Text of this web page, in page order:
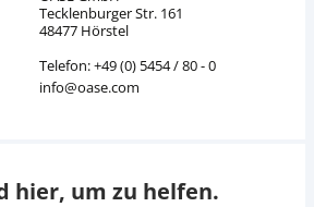
Tecklenburger Str. 161
48477 Hörstel
Telefon: +49 (0) 5454 / 80 - 0
info@oase.com
hier, um zu helfen.